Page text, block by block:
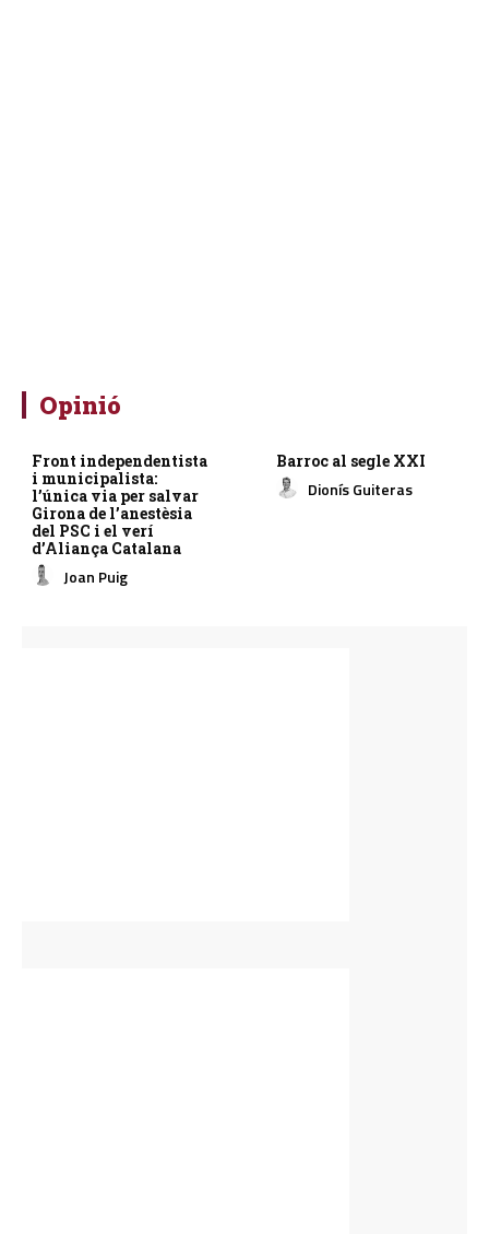
Opinió
Front independentista
i municipalista:
l’única via per salvar
Girona de l’anestèsia
del PSC i el verí
d’Aliança Catalana
Joan Puig
Barroc al segle XXI
Dionís Guiteras